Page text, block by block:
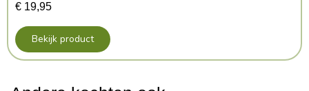
€ 19,95
Bekijk product